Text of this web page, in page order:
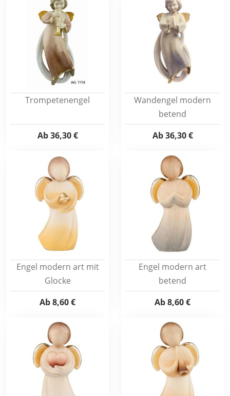
Trompetenengel
Ab36,30 €
Wandengel modern
betend
Ab36,30 €
Engel modern art mit
Glocke
Ab8,60 €
Engel modern art
betend
Ab8,60 €